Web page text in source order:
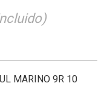
MARINO 9R 10